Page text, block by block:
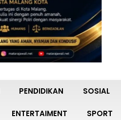
PENDIDIKAN SOSIAL
ENTERTAIMENT SPORT